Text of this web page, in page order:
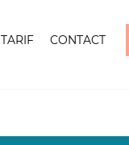
TARIF CONTACT